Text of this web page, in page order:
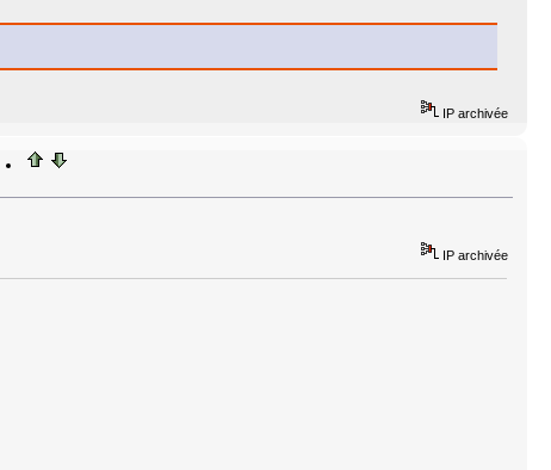
IP archivée
IP archivée